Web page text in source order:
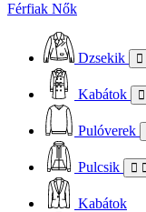
Férfiak Nők
Dzsekik
Kabátok
Pulóverek
Pulcsik
Kabátok